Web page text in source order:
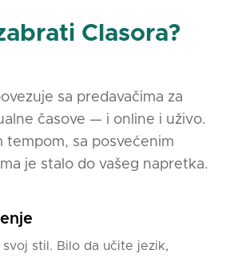
Clasora?
sa predavačima za
časove — i online i uživo.
tempom, sa posvećenim
je stalo do vašeg napretka.
svoj stil. Bilo da učite jezik,